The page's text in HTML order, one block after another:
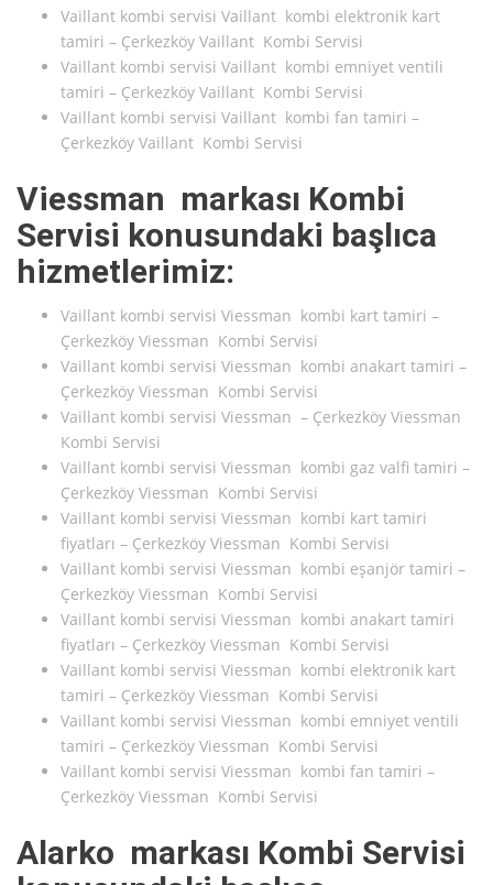
Vaillant kombi servisi Vaillant kombi elektronik kart
tamiri – Çerkezköy Vaillant Kombi Servisi
Vaillant kombi servisi Vaillant kombi emniyet ventili
tamiri – Çerkezköy Vaillant Kombi Servisi
Vaillant kombi servisi Vaillant kombi fan tamiri –
Çerkezköy Vaillant Kombi Servisi
Viessman markası Kombi
Servisi konusundaki başlıca
hizmetlerimiz:
Vaillant kombi servisi Viessman kombi kart tamiri –
Çerkezköy Viessman Kombi Servisi
Vaillant kombi servisi Viessman kombi anakart tamiri –
Çerkezköy Viessman Kombi Servisi
Vaillant kombi servisi Viessman – Çerkezköy Viessman
Kombi Servisi
Vaillant kombi servisi Viessman kombi gaz valfi tamiri –
Çerkezköy Viessman Kombi Servisi
Vaillant kombi servisi Viessman kombi kart tamiri
fiyatları – Çerkezköy Viessman Kombi Servisi
Vaillant kombi servisi Viessman kombi eşanjör tamiri –
Çerkezköy Viessman Kombi Servisi
Vaillant kombi servisi Viessman kombi anakart tamiri
fiyatları – Çerkezköy Viessman Kombi Servisi
Vaillant kombi servisi Viessman kombi elektronik kart
tamiri – Çerkezköy Viessman Kombi Servisi
Vaillant kombi servisi Viessman kombi emniyet ventili
tamiri – Çerkezköy Viessman Kombi Servisi
Vaillant kombi servisi Viessman kombi fan tamiri –
Çerkezköy Viessman Kombi Servisi
Alarko markası Kombi Servisi